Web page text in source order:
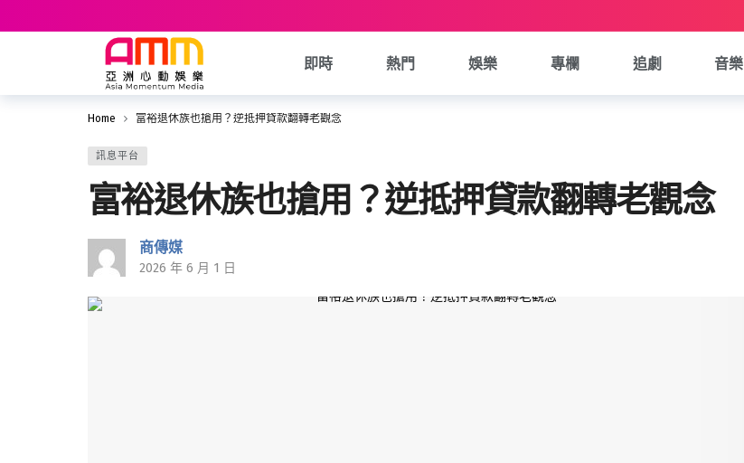
即時 熱門 娛樂 專欄 追劇 音樂
Home 富裕退休族也搶用？逆抵押貸款翻轉老觀念
訊息平台
富裕退休族也搶用？逆抵押貸款翻轉老觀念
商傳媒
2026 年 6 月 1 日